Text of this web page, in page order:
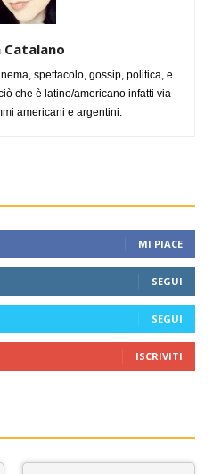
Catalano
spettacolo, gossip, politica, e
che è latino/americano infatti via
americani e argentini.
MI PIACE
SEGUI
SEGUI
ISCRIVITI